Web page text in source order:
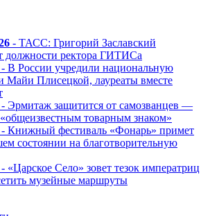
- ТАСС: Григорий Заславский
должности ректора ГИТИСа
- В России учредили национальную
Плисецкой, лауреаты вместе
- Эрмитаж защитится от самозванцев —
товарным знаком»
- Книжный фестиваль «Фонарь» примет
состоянии на благотворительную
- «Царское Село» зовет тезок императриц
музейные маршруты